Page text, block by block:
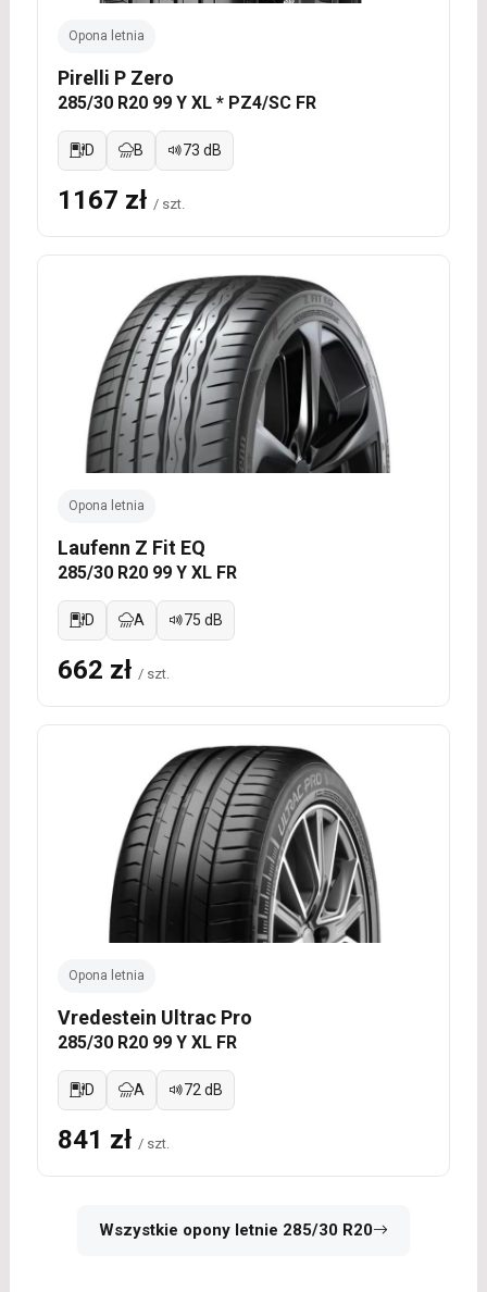
Opona letnia
Pirelli P Zero
285/30 R20 99 Y XL * PZ4/SC FR
D B 73 dB
1167 zł / szt.
Opona letnia
Laufenn Z Fit EQ
285/30 R20 99 Y XL FR
D A 75 dB
662 zł / szt.
Opona letnia
Vredestein Ultrac Pro
285/30 R20 99 Y XL FR
D A 72 dB
841 zł / szt.
Wszystkie opony letnie 285/30 R20